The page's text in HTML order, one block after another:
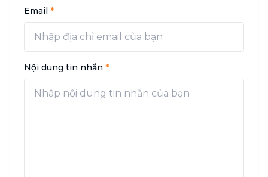
Email *
Nội dung tin nhắn *